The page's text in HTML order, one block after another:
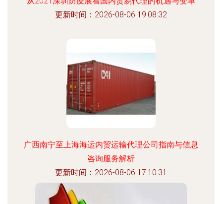
更新时间：2026-08-06 19:08:32
广西南宁至上海海运内贸运输代理公司指南与信息
咨询服务解析
更新时间：2026-08-06 17:10:31